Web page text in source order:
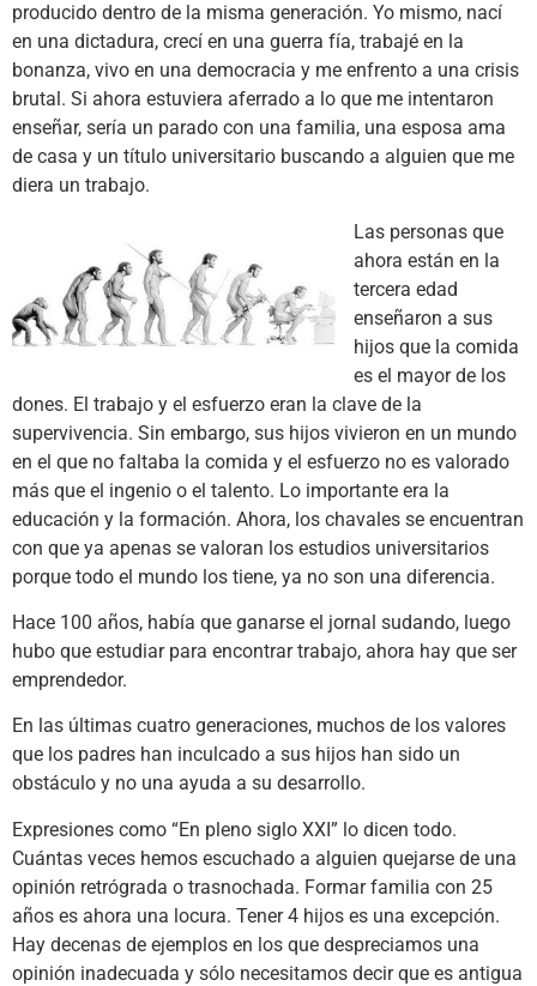
producido dentro de la misma generación. Yo mismo, nací
en una dictadura, crecí en una guerra fía, trabajé en la
bonanza, vivo en una democracia y me enfrento a una crisis
brutal. Si ahora estuviera aferrado a lo que me intentaron
enseñar, sería un parado con una familia, una esposa ama
de casa y un título universitario buscando a alguien que me
diera un trabajo.
Las personas que
ahora están en la
tercera edad
enseñaron a sus
hijos que la comida
es el mayor de los
dones. El trabajo y el esfuerzo eran la clave de la
supervivencia. Sin embargo, sus hijos vivieron en un mundo
en el que no faltaba la comida y el esfuerzo no es valorado
más que el ingenio o el talento. Lo importante era la
educación y la formación. Ahora, los chavales se encuentran
con que ya apenas se valoran los estudios universitarios
porque todo el mundo los tiene, ya no son una diferencia.
Hace 100 años, había que ganarse el jornal sudando, luego
hubo que estudiar para encontrar trabajo, ahora hay que ser
emprendedor.
En las últimas cuatro generaciones, muchos de los valores
que los padres han inculcado a sus hijos han sido un
obstáculo y no una ayuda a su desarrollo.
Expresiones como “En pleno siglo XXI” lo dicen todo.
Cuántas veces hemos escuchado a alguien quejarse de una
opinión retrógrada o trasnochada. Formar familia con 25
años es ahora una locura. Tener 4 hijos es una excepción.
Hay decenas de ejemplos en los que despreciamos una
opinión inadecuada y sólo necesitamos decir que es antigua